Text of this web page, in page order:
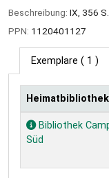
Beschreibung: IX, 356
PPN: 1120401127
Exemplare ( 1 )
Exemplare
Heimatbibliothek
Bibliothek
Süd